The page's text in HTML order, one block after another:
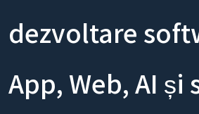
dezvoltare
App, Web, AI și